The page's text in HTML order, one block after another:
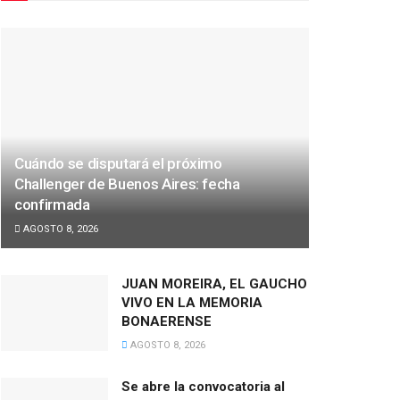
Cuándo se disputará el próximo
Challenger de Buenos Aires: fecha
confirmada
AGOSTO 8, 2026
JUAN MOREIRA, EL GAUCHO
VIVO EN LA MEMORIA
BONAERENSE
AGOSTO 8, 2026
Se abre la convocatoria al